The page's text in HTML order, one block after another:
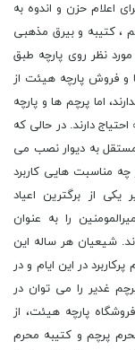
اعلام حزن و اندوه به
، کتیبه و بیرق مذهبی
نظر روی پارچه طبق
و فروش پارچه هیئت از
اما پرچم ها و پارچه
دارند. در حالی که
به دیوار نصب می
مناسبت هایی کاربرد
یکی از برگترین اعیاد
را به عنوان
شیعیان هر ساله این
در این ایام و در
غدیر را می توان در
پارچه هیئت، از
پرچم و کتیبه محرم